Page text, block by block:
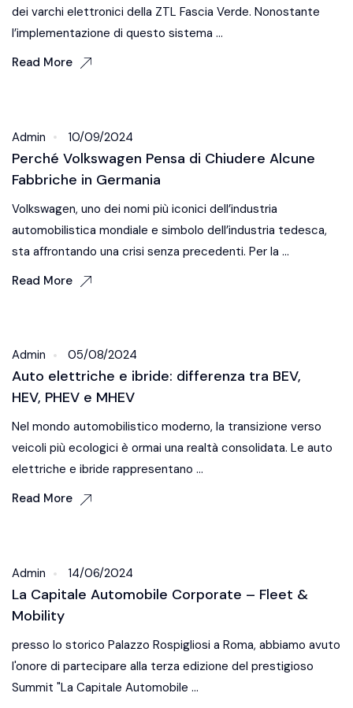
dei varchi elettronici della ZTL Fascia Verde. Nonostante
l’implementazione di questo sistema ...
Read More
Admin 10/09/2024
Perché Volkswagen Pensa di Chiudere Alcune
Fabbriche in Germania
Volkswagen, uno dei nomi più iconici dell’industria
automobilistica mondiale e simbolo dell’industria tedesca,
sta affrontando una crisi senza precedenti. Per la ...
Read More
Admin 05/08/2024
Auto elettriche e ibride: differenza tra BEV,
HEV, PHEV e MHEV
Nel mondo automobilistico moderno, la transizione verso
veicoli più ecologici è ormai una realtà consolidata. Le auto
elettriche e ibride rappresentano ...
Read More
Admin 14/06/2024
La Capitale Automobile Corporate – Fleet &
Mobility
presso lo storico Palazzo Rospigliosi a Roma, abbiamo avuto
l'onore di partecipare alla terza edizione del prestigioso
Summit "La Capitale Automobile ...